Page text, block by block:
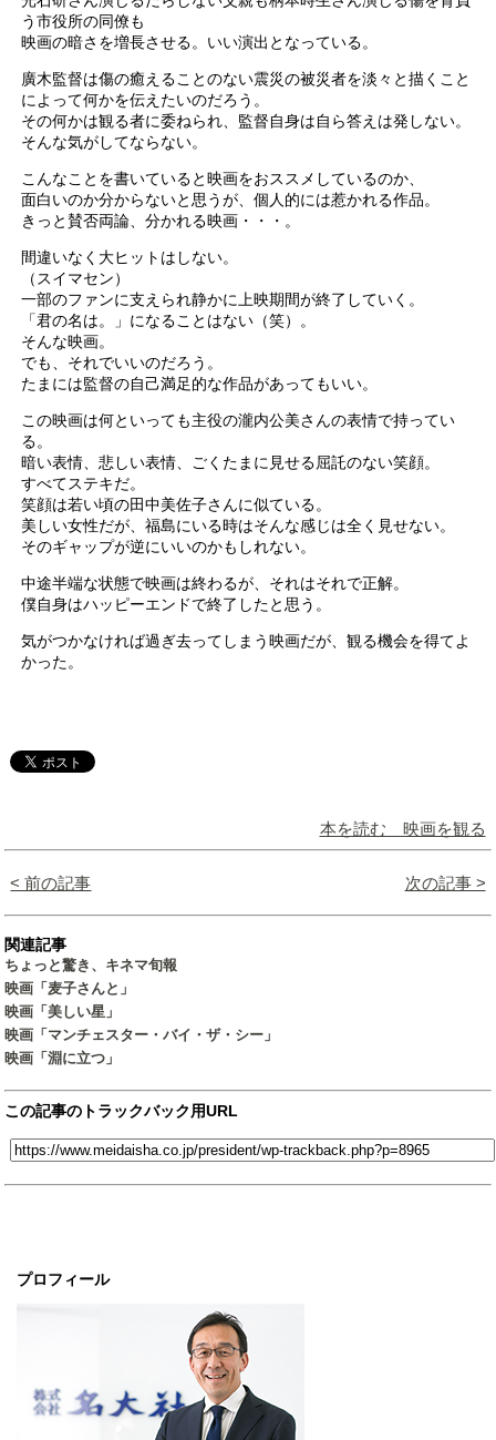
プロフィール
う市役所の同僚も
映画の暗さを増長させる。いい演出となっている。
廣木監督は傷の癒えることのない震災の被災者を淡々と描くこと
によって何かを伝えたいのだろう。
その何かは観る者に委ねられ、監督自身は自ら答えは発しない。
そんな気がしてならない。
こんなことを書いていると映画をおススメしているのか、
面白いのか分からないと思うが、個人的には惹かれる作品。
きっと賛否両論、分かれる映画・・・。
間違いなく大ヒットはしない。
（スイマセン）
一部のファンに支えられ静かに上映期間が終了していく。
「君の名は。」になることはない（笑）。
そんな映画。
でも、それでいいのだろう。
たまには監督の自己満足的な作品があってもいい。
この映画は何といっても主役の瀧内公美さんの表情で持ってい
る。
暗い表情、悲しい表情、ごくたまに見せる屈託のない笑顔。
すべてステキだ。
笑顔は若い頃の田中美佐子さんに似ている。
美しい女性だが、福島にいる時はそんな感じは全く見せない。
そのギャップが逆にいいのかもしれない。
中途半端な状態で映画は終わるが、それはそれで正解。
僕自身はハッピーエンドで終了したと思う。
気がつかなければ過ぎ去ってしまう映画だが、観る機会を得てよ
かった。
本を読む 映画を観る
< 前の記事 次の記事 >
関連記事
ちょっと驚き、キネマ旬報
映画「麦子さんと」
映画「美しい星」
映画「マンチェスター・バイ・ザ・シー」
映画「淵に立つ」
この記事のトラックバック用URL